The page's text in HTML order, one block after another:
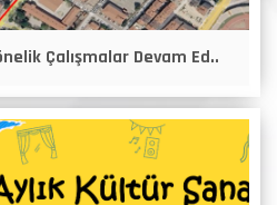
Çalışmalar Devam Ed..